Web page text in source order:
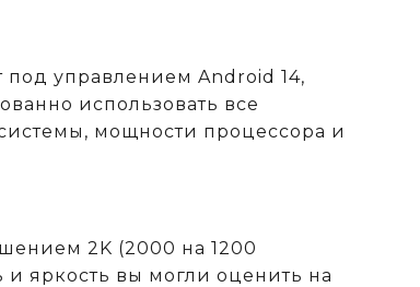
под управлением Android 14,
использовать все
мощности процессора и
2K (2000 на 1200
яркость вы могли оценить на